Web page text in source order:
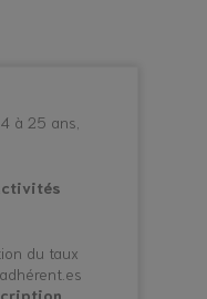
à 25 ans,
du taux